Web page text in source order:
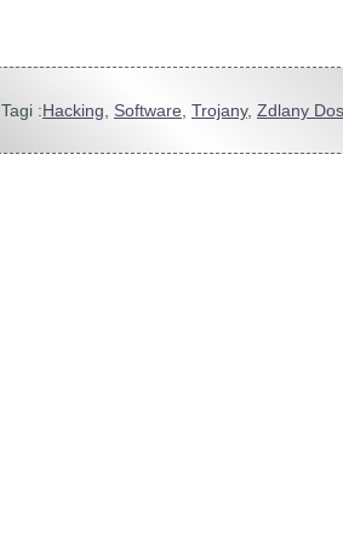
Tagi :Hacking Software Trojany, Zdlany